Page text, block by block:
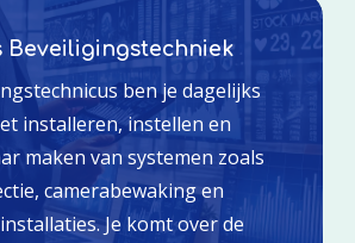
Beveiligingstechniek
ben je dagelijks
installeren, instellen en
maken van systemen zoals
camerabewaking en
Je komt over de